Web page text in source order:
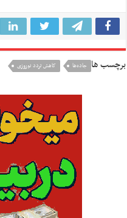
برچسب ها جاده‌ها کاهش تردد نوروزی